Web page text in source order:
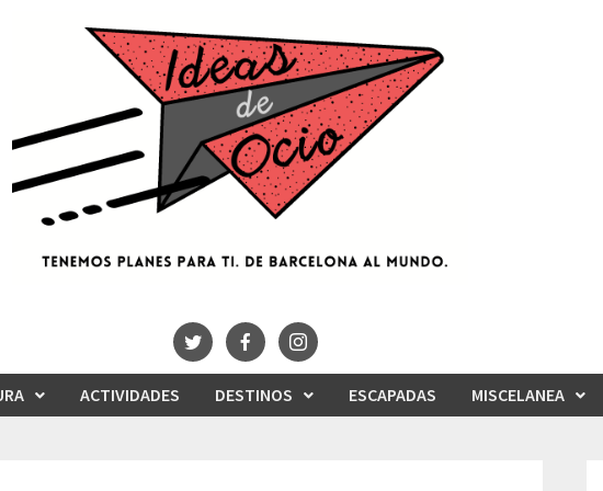
ACTIVIDADES DESTINOS ESCAPADAS MISCELANEA